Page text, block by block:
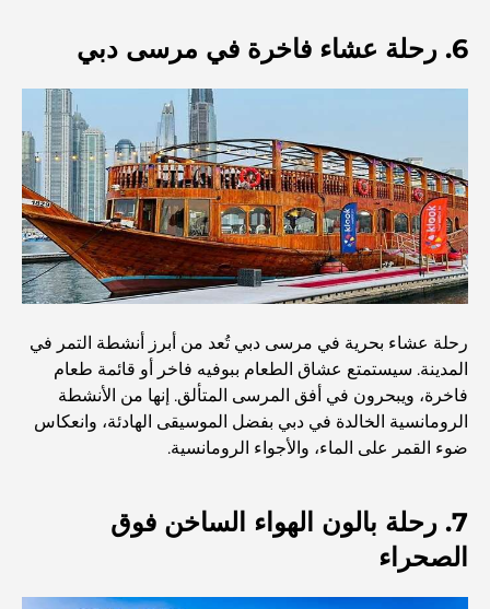
فاخرة على شاطئ البحر
أفضل البنوك في دبي للمقيمين الأجانب: دليل مصرفي شامل
أفضل مطاعم شرائح اللحم في دبي: دليل لعشاق اللحوم
أغلى دولة في العالم: تصنيف عالمي لتكاليف المعيشة
دليل صالات الرياضة في داماك هيلز: أفضل خيارات اللياقة
البدنية في المنطقة المحيطة
أفضل مراكز التسوق في دبي للتسوق والترفيه
استكشف أكثر مناطق دبي حيوية
بطاقات الائتمان في الإمارات العربية المتحدة: دليل شامل
للإنفاق الذكي
6. رحلة عشاء فاخرة في مرسى دبي
رحلة عشاء بحرية في مرسى دبي تُعد من أبرز أنشطة التمر في
المدينة. سيستمتع عشاق الطعام ببوفيه فاخر أو قائمة طعام
فاخرة، ويبحرون في أفق المرسى المتألق. إنها من الأنشطة
الرومانسية الخالدة في دبي بفضل الموسيقى الهادئة، وانعكاس
ضوء القمر على الماء، والأجواء الرومانسية.
7. رحلة بالون الهواء الساخن فوق
الصحراء